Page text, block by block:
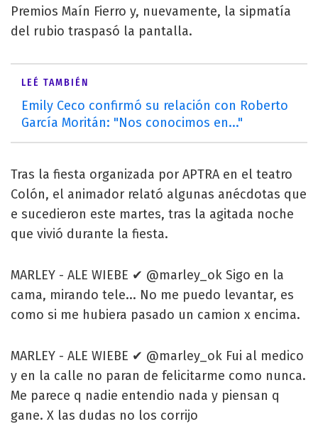
Premios Maín Fierro y, nuevamente, la sipmatía
del rubio traspasó la pantalla.
LEÉ TAMBIÉN
Emily Ceco confirmó su relación con Roberto
García Moritán: "Nos conocimos en..."
Tras la fiesta organizada por APTRA en el teatro
Colón, el animador relató algunas anécdotas que
e sucedieron este martes, tras la agitada noche
que vivió durante la fiesta.
MARLEY - ALE WIEBE ✔ @marley_ok Sigo en la
cama, mirando tele... No me puedo levantar, es
como si me hubiera pasado un camion x encima.
MARLEY - ALE WIEBE ✔ @marley_ok Fui al medico
y en la calle no paran de felicitarme como nunca.
Me parece q nadie entendio nada y piensan q
gane. X las dudas no los corrijo